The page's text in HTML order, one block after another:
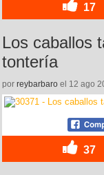
17
Los caballos
tontería
por reybarbaro el 12 ago
37